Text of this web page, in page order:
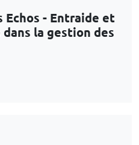
Echos - Entraide et
la gestion des